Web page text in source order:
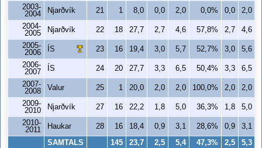
2003-
2004
Njarðvík 21 1 8,0 0,0 2,0 0,0% 0,0
2,0
2004-
2005
Njarðvík 22 18 27,7 2,7 4,6 57,8% 2,7
4,6
2005-
2006
ÍS 23 16 19,4 3,0 5,7 52,7% 3,0
5,6
2006-
2007
ÍS 24 20 27,7 3,3 6,5 50,4% 3,3
6,5
2007-
2008
Valur 25 1 20,0 2,0 2,0 100,0% 2,0 2,0
2009-
2010
Njarðvík 27 16 22,2 1,8 5,0 36,3% 1,8
5,0
2010-
2011
Haukar 28 16 18,4 0,9 3,1 28,6% 0,9 3,1
SAMTALS 145 23,7 2,5 5,4 47,3% 2,5 5,3